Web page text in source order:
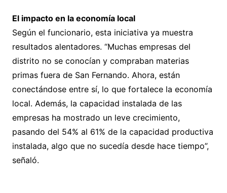
El impacto en la economía local
Según el funcionario, esta iniciativa ya muestra
resultados alentadores. “Muchas empresas del
distrito no se conocían y compraban materias
primas fuera de San Fernando. Ahora, están
conectándose entre sí, lo que fortalece la economía
local. Además, la capacidad instalada de las
empresas ha mostrado un leve crecimiento,
pasando del 54% al 61% de la capacidad productiva
instalada, algo que no sucedía desde hace tiempo”,
señaló.